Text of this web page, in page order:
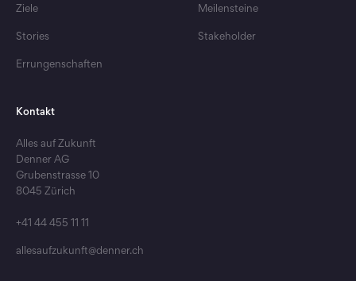
Ziele
Stories
Errungenschaften
Meilensteine
Stakeholder
Kontakt
Alles auf Zukunft
Denner AG
Grubenstrasse 10
8045 Zürich
+41 44 455 11 11
allesaufzukunft@denner.ch